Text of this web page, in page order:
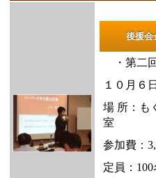
後援会
・第二
１０月
場 所：も
室
参加費：
定員：100